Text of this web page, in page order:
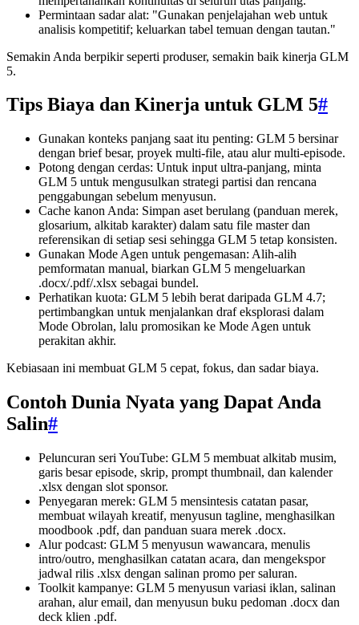
Permintaan sadar alat: "Gunakan penjelajahan web untuk
analisis kompetitif; keluarkan tabel temuan dengan tautan."
Semakin Anda berpikir seperti produser, semakin baik kinerja GLM
5.
Tips Biaya dan Kinerja untuk GLM 5#
Gunakan konteks panjang saat itu penting: GLM 5 bersinar
dengan brief besar, proyek multi-file, atau alur multi-episode.
Potong dengan cerdas: Untuk input ultra-panjang, minta
GLM 5 untuk mengusulkan strategi partisi dan rencana
penggabungan sebelum menyusun.
Cache kanon Anda: Simpan aset berulang (panduan merek,
glosarium, alkitab karakter) dalam satu file master dan
referensikan di setiap sesi sehingga GLM 5 tetap konsisten.
Gunakan Mode Agen untuk pengemasan: Alih-alih
pemformatan manual, biarkan GLM 5 mengeluarkan
.docx/.pdf/.xlsx sebagai bundel.
Perhatikan kuota: GLM 5 lebih berat daripada GLM 4.7;
pertimbangkan untuk menjalankan draf eksplorasi dalam
Mode Obrolan, lalu promosikan ke Mode Agen untuk
perakitan akhir.
Kebiasaan ini membuat GLM 5 cepat, fokus, dan sadar biaya.
Contoh Dunia Nyata yang Dapat Anda
Salin#
Peluncuran seri YouTube: GLM 5 membuat alkitab musim,
garis besar episode, skrip, prompt thumbnail, dan kalender
.xlsx dengan slot sponsor.
Penyegaran merek: GLM 5 mensintesis catatan pasar,
membuat wilayah kreatif, menyusun tagline, menghasilkan
moodbook .pdf, dan panduan suara merek .docx.
Alur podcast: GLM 5 menyusun wawancara, menulis
intro/outro, menghasilkan catatan acara, dan mengekspor
jadwal rilis .xlsx dengan salinan promo per saluran.
Toolkit kampanye: GLM 5 menyusun variasi iklan, salinan
arahan, alur email, dan menyusun buku pedoman .docx dan
deck klien .pdf.